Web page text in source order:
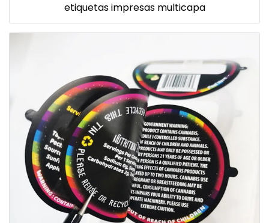
etiquetas impresas multicapa